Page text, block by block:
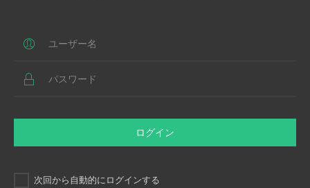
ログイン
次回から自動的にログインする